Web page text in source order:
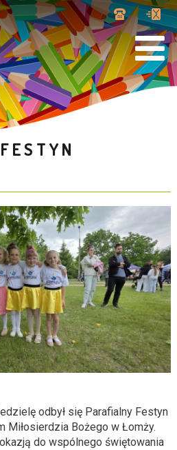
odbyłsię Parafialny Festyn
Miłosierdzia Bożego w Łomży.
okazją do wspólnego świętowania